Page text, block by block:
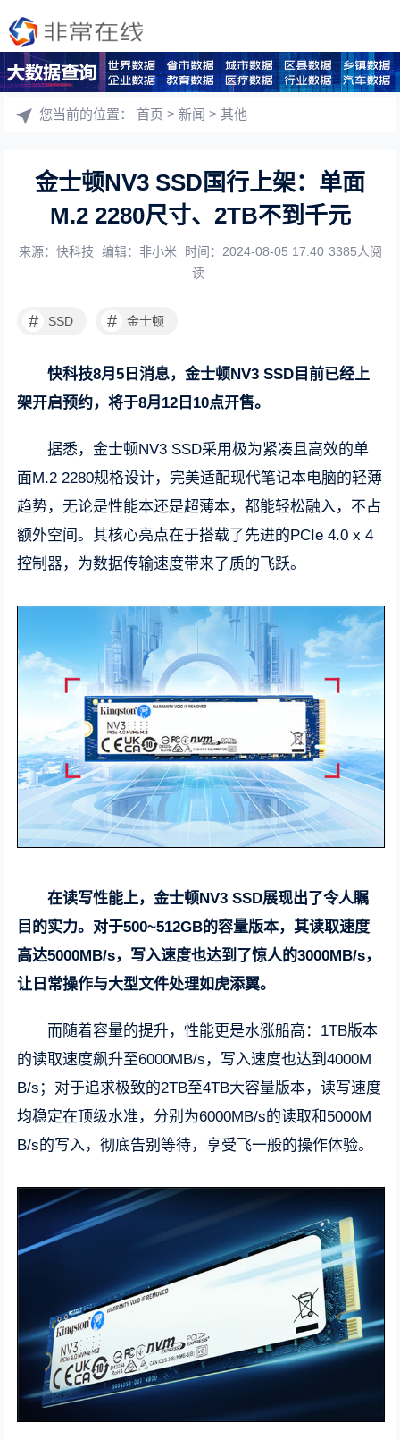
您当前的位置：首页 >新闻 >其他
金士顿NV3 SSD国行上架：单面
M.2 2280尺寸、2TB不到千元
来源：快科技 编辑：非小米 时间：2024-08-05 17:40 3385人阅
读
# SSD # 金士顿
快科技8月5日消息，金士顿NV3 SSD目前已经上
架开启预约，将于8月12日10点开售。
据悉，金士顿NV3 SSD采用极为紧凑且高效的单
面M.2 2280规格设计，完美适配现代笔记本电脑的轻薄
趋势，无论是性能本还是超薄本，都能轻松融入，不占
额外空间。其核心亮点在于搭载了先进的PCIe 4.0 x 4
控制器，为数据传输速度带来了质的飞跃。
在读写性能上，金士顿NV3 SSD展现出了令人瞩
目的实力。对于500~512GB的容量版本，其读取速度
高达5000MB/s，写入速度也达到了惊人的3000MB/s，
让日常操作与大型文件处理如虎添翼。
而随着容量的提升，性能更是水涨船高：1TB版本
的读取速度飙升至6000MB/s，写入速度也达到4000M
B/s；对于追求极致的2TB至4TB大容量版本，读写速度
均稳定在顶级水准，分别为6000MB/s的读取和5000M
B/s的写入，彻底告别等待，享受飞一般的操作体验。